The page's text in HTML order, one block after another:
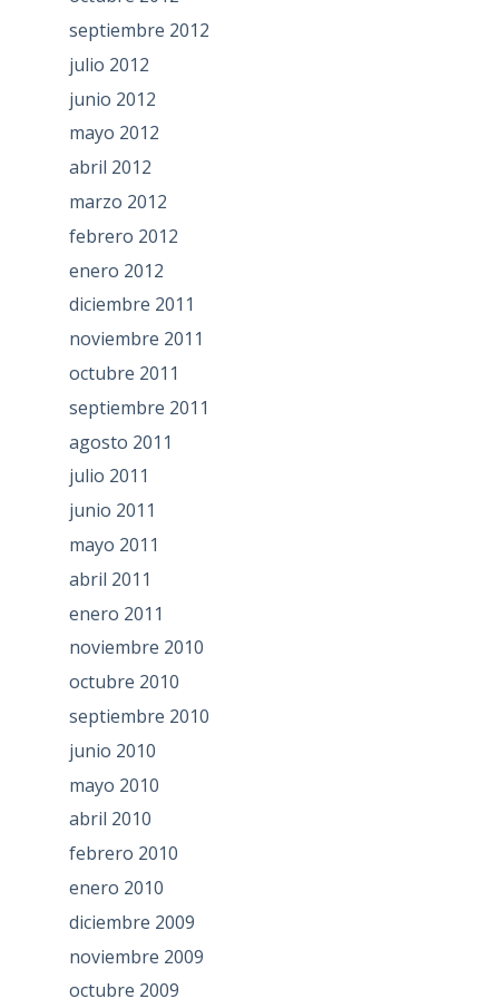
septiembre 2012
julio 2012
junio 2012
mayo 2012
abril 2012
marzo 2012
febrero 2012
enero 2012
diciembre 2011
noviembre 2011
octubre 2011
septiembre 2011
agosto 2011
julio 2011
junio 2011
mayo 2011
abril 2011
enero 2011
noviembre 2010
octubre 2010
septiembre 2010
junio 2010
mayo 2010
abril 2010
febrero 2010
enero 2010
diciembre 2009
noviembre 2009
octubre 2009